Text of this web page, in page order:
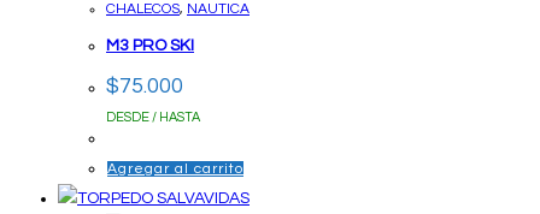
CHALECOS, NAUTICA
M3 PRO SKI
$75.000
DESDE / HASTA
Agregar al carrito